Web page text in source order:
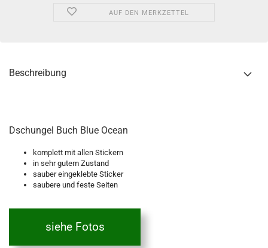
AUF DEN MERKZETTEL
Beschreibung
Dschungel Buch Blue Ocean
komplett mit allen Stickern
in sehr gutem Zustand
sauber eingeklebte Sticker
saubere und feste Seiten
siehe Fotos